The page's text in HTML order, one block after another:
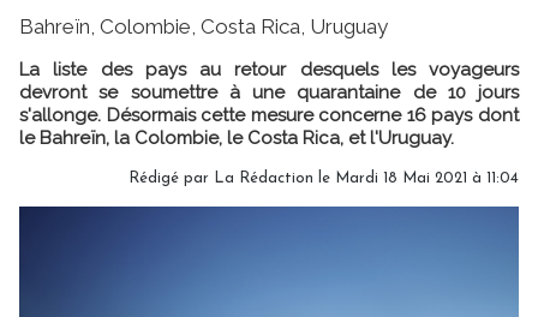
Bahreïn, Colombie, Costa Rica, Uruguay
La liste des pays au retour desquels les voyageurs
devront se soumettre à une quarantaine de 10 jours
s'allonge. Désormais cette mesure concerne 16 pays dont
le Bahreïn, la Colombie, le Costa Rica, et l'Uruguay.
Rédigé par La Rédaction le Mardi 18 Mai 2021 à 11:04